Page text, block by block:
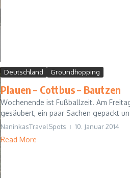
Deutschland Groundhopping
Plauen – Cottbus – Bautzen
Wochenende ist Fußballzeit. Am
gesäubert, ein paar Sachen gepackt
NaninkasTravelSpots 10. Januar 2014
Read More